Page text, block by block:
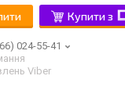
Купити з
024-55-41
Viber